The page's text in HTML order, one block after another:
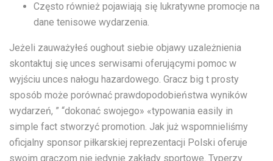
Często również pojawiają się lukratywne promocje na
dane tenisowe wydarzenia.
Jeżeli zauważyłeś oughout siebie objawy uzależnienia
skontaktuj się unces serwisami oferującymi pomoc w
wyjściu unces nałogu hazardowego. Gracz big t prosty
sposób może porównać prawdopodobieństwa wyników
wydarzeń, ” “dokonać swojego» «typowania easily in
simple fact stworzyć promotion. Jak już wspomnieliśmy
oficjalny sponsor piłkarskiej reprezentacji Polski oferuje
swoim graczom nie jedynie zakłady sportowe. Typerzy